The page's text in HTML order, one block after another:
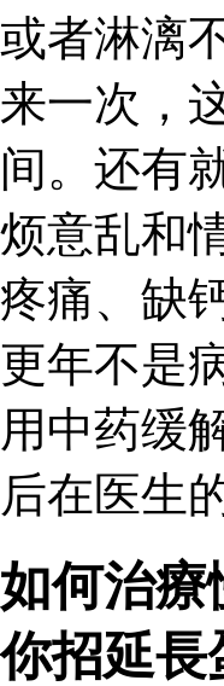
或者淋漓
来一次，
间。还有
烦意乱和
疼痛、缺
更年不是
用中药缓
后在医生
如何治療
你招延長